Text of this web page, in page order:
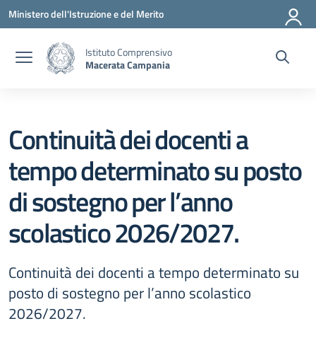
Vai ai contenuti
Vai al menu di navigazione
Vai al footer
Ministero dell'Istruzione e del Merito
Istituto Comprensivo
Macerata Campania
Continuità dei docenti a
tempo determinato su posto
di sostegno per l’anno
scolastico 2026/2027.
Continuità dei docenti a tempo determinato su
posto di sostegno per l’anno scolastico
2026/2027.